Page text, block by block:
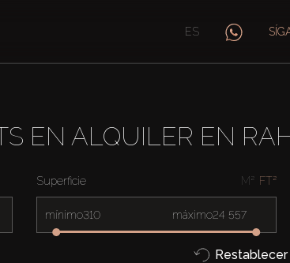
ES
EN ALQUILER EN
Superficie M² FT²
mínimo máximo